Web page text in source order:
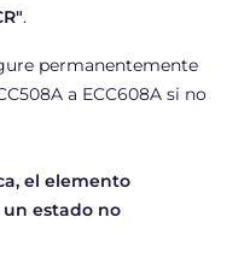
.
permanentemente
a ECC608A si no
el elemento
estado no